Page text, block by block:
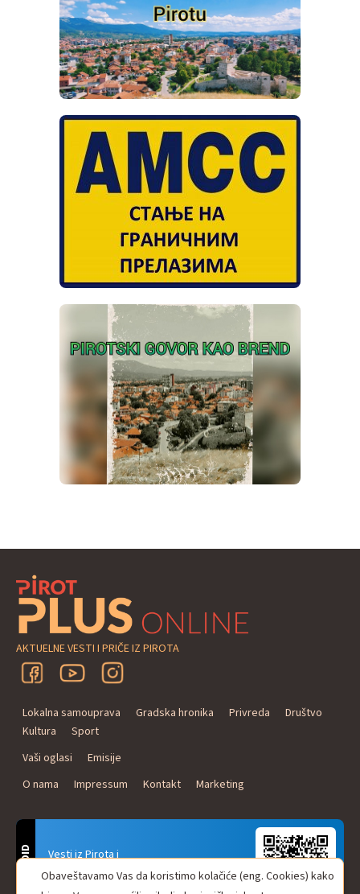
AKTUELNE VESTI I PRIČE IZ PIROTA
Lokalna samouprava Gradska hronika Privreda
Društvo
Kultura
Sport
Vaši oglasi
Emisije
O nama
Impressum Kontakt Marketing
Vesti iz Pirota i
Naxi Plus Radio
Uvek u Vašem džepu!
ANDROID Obaveštavamo Vas da koristimo kolačiće (eng. Cookies) kako